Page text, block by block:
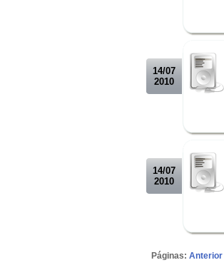
14/07
2010
14/07
2010
Páginas: Anterior